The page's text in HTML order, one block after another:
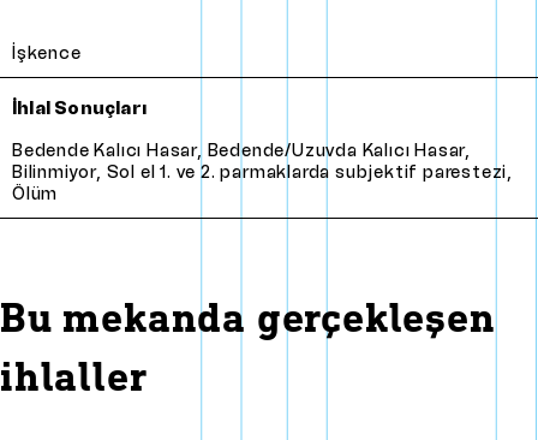
İşkence
İhlal Sonuçları
Bedende kalıcı hasar, Bedende/Uzuvda kalıcı hasar,
Bilinmiyor, Sol el 1. ve 2. parmaklarda subjektif parestezi,
Ölüm
Bu mekanda gerçekleşen
ihlaller